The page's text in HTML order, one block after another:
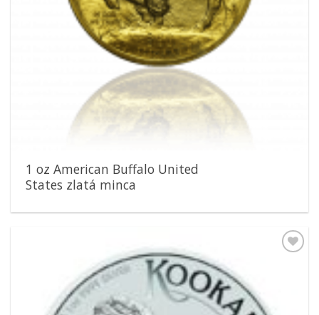
1 oz American Buffalo United
States zlatá minca